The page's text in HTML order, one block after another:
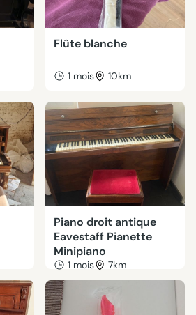
Flûte blanche
1 mois 10km
Piano droit antique
Eavestaff Pianette
Minipiano
1 mois 7km